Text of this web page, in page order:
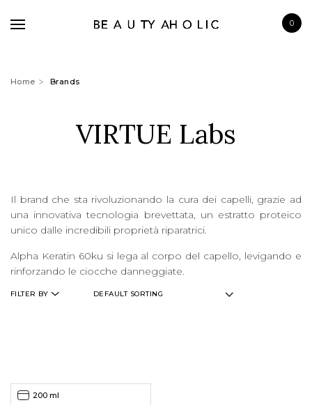
0
BATH & BODY
HAIRCARE
FRAGRANCE
Home Brands
VIRTUE Labs
Il brand che sta rivoluzionando la cura dei capelli, grazie ad
una innovativa tecnologia brevettata, un estratto proteico
unico dalle incredibili proprietà riparatrici.
Alpha Keratin 60ku si lega al corpo del capello, levigando e
rinforzando le ciocche danneggiate.
FILTER BY
200 ml